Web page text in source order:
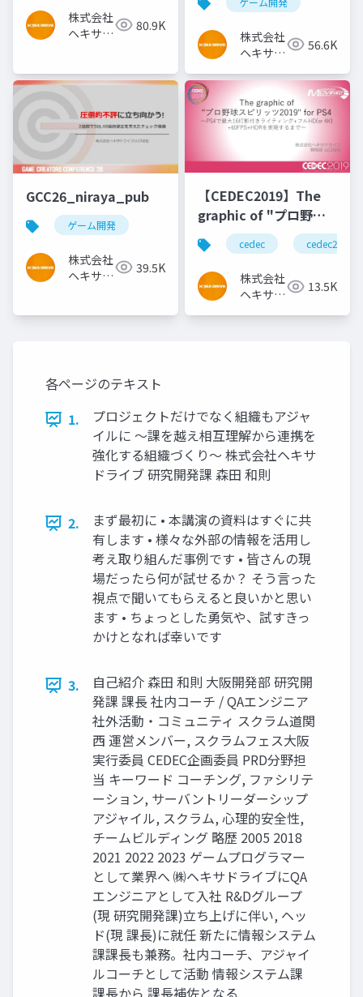
株式会社
ヘキサド
80.9K
HDリマスター
株式会社
ヘキサド
56.6K
GCC26_niraya_pub
ゲーム開発
株式会社
ヘキサド
39.5K
【CEDEC2019】The
graphic of "プロ野球
スピリッツ2019" for
PS4 ～PS4で最大16灯
影付きライティング+フ
ルHD(or
4K)+60FPS+HDRを実
cedec cedec2019
株式会社
ヘキサド
13.5K
各ページのテキスト
1.
プロジェクトだけでなく組織もアジャ
イルに ～課を越え相互理解から連携を
強化する組織づくり～ 株式会社ヘキサ
ドライブ 研究開発課 森田 和則
2.
まず最初に • 本講演の資料はすぐに共
有します • 様々な外部の情報を活用し
考え取り組んだ事例です • 皆さんの現
場だったら何が試せるか？ そう言った
視点で聞いてもらえると良いかと思い
ます • ちょっとした勇気や、試すきっ
かけとなれば幸いです
3.
自己紹介 森田 和則 大阪開発部 研究開
発課 課長 社内コーチ / QAエンジニア
社外活動・コミュニティ スクラム道関
西 運営メンバー, スクラムフェス大阪
実行委員 CEDEC企画委員 PRD分野担
当 キーワード コーチング, ファシリテ
ーション, サーバントリーダーシップ
アジャイル, スクラム, 心理的安全性,
チームビルディング 略歴 2005 2018
2021 2022 2023 ゲームプログラマー
として業界へ ㈱ヘキサドライブにQA
エンジニアとして入社 R&Dグループ
(現 研究開発課)立ち上げに伴い, ヘッ
ド(現 課長)に就任 新たに情報システム
課課長も兼務。社内コーチ、アジャイ
ルコーチとして活動 情報システム課